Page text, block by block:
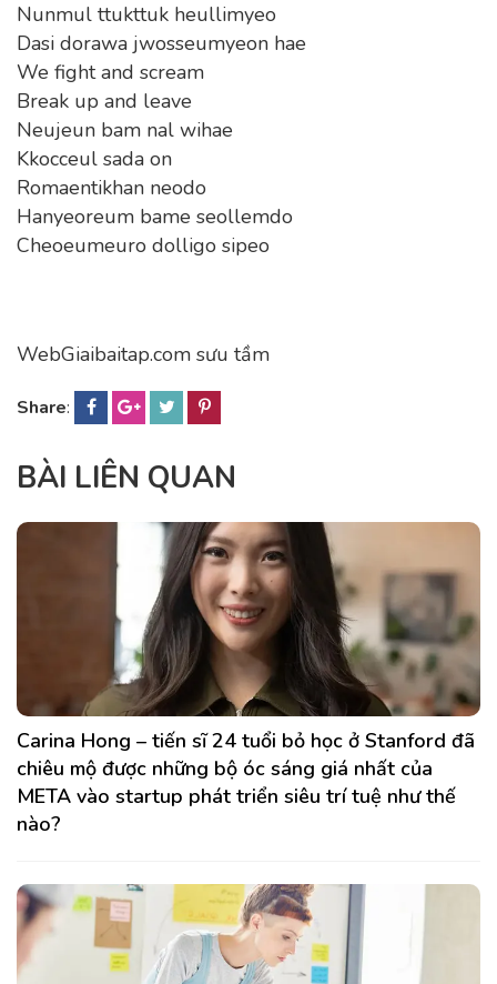
Nunmul ttukttuk heullimyeo
Dasi dorawa jwosseumyeon hae
We fight and scream
Break up and leave
Neujeun bam nal wihae
Kkocceul sada on
Romaentikhan neodo
Hanyeoreum bame seollemdo
Cheoeumeuro dolligo sipeo
WebGiaibaitap.com sưu tầm
Share:
BÀI LIÊN QUAN
Carina Hong – tiến sĩ 24 tuổi bỏ học ở Stanford đã
chiêu mộ được những bộ óc sáng giá nhất của
META vào startup phát triển siêu trí tuệ như thế
nào?